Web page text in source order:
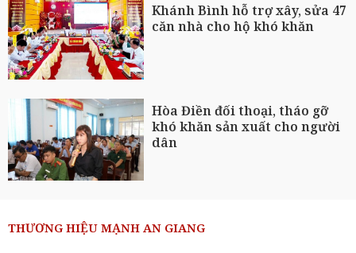
Khánh Bình hỗ trợ xây, sửa 47
căn nhà cho hộ khó khăn
Hòa Điền đối thoại, tháo gỡ
khó khăn sản xuất cho người
dân
THƯƠNG HIỆU MẠNH AN GIANG